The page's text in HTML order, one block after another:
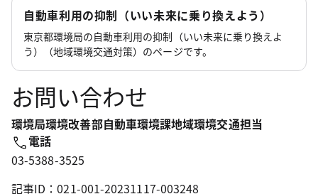
自動車利用の抑制（いい未来に乗り換えよう）
東京都環境局の自動車利用の抑制（いい未来に乗り換えよ
う）（地域環境交通対策）のページです。
お問い合わせ
環境局環境改善部自動車環境課地域環境交通担当
電話
03-5388-3525
記事ID：021-001-20231117-003248